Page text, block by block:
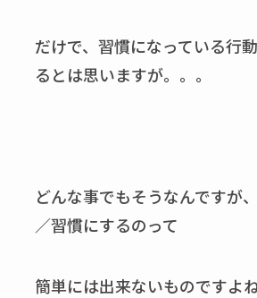
だけで、習慣になっている行
るとは思いますが。。。
どんな事でもそうなんですが
／習慣にするのって
簡単には出来ないものですよね